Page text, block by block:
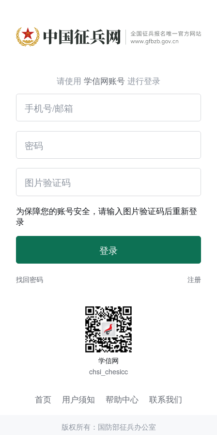
请使用 学信网账号 进行登录
为保障您的账号安全，请输入图片验证码后重新登
录
找回密码 注册
学信网
chsi_chesicc
首页 用户须知 帮助中心 联系我们
版权所有：国防部征兵办公室